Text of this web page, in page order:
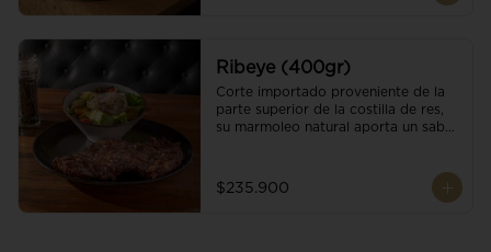
Ribeye (400gr)
Corte importado proveniente de la
parte superior de la costilla de res,
su marmoleo natural aporta un sabor
con cristales de sal y mantequilla de
ajo y pimientos. Acompañado de una
$235.900